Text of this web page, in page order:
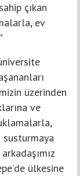
çıkan
ev
üzerinden
ve
susturmaya
ülkesine